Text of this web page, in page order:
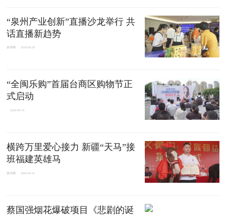
“泉州产业创新”直播沙龙举行 共
话直播新趋势
泉州网 2020-09-20
“全闽乐购”首届台商区购物节正
式启动
2020-09-19
横跨万里爱心接力 新疆“天马”接
班福建英雄马
泉州网 2020-09-16
蔡国强烟花爆破项目《悲剧的诞